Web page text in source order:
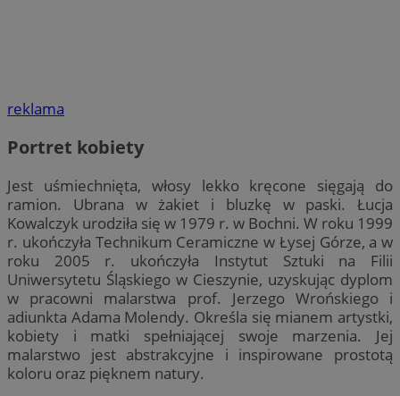
reklama
Portret kobiety
Jest uśmiechnięta, włosy lekko kręcone sięgają do
ramion. Ubrana w żakiet i bluzkę w paski. Łucja
Kowalczyk urodziła się w 1979 r. w Bochni. W roku 1999
r. ukończyła Technikum Ceramiczne w Łysej Górze, a w
roku 2005 r. ukończyła Instytut Sztuki na Filii
Uniwersytetu Śląskiego w Cieszynie, uzyskując dyplom
w pracowni malarstwa prof. Jerzego Wrońskiego i
adiunkta Adama Molendy. Określa się mianem artystki,
kobiety i matki spełniającej swoje marzenia. Jej
malarstwo jest abstrakcyjne i inspirowane prostotą
koloru oraz pięknem natury.